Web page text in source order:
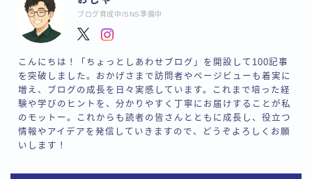
ブログ育成中/SNS準備中
こんにちは！「ちょっとしあわせブログ」を開設して100記事
を突破しました。おかげさまで訪問者やページビューも着実に
増え、ブログの成長を日々実感しています。これまで培った経
験や学びのヒントを、分かりやすく丁寧にお届けすることが私
のモットー。これからも読者の皆さんとともに成長し、役立つ
情報やアイデアを発信していきますので、どうぞよろしくお願
いします！